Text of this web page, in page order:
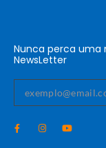
Nunca perca uma
NewsLetter